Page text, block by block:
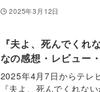
2025年3月12日
『夫よ、死んでくれ
なの感想・レビュー
2025年4月7日からテレ
『夫よ、死んでくれな